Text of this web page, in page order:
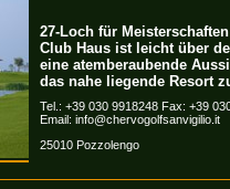
27-Loch für
Club Haus ist leicht über
eine atemberaubende
das nahe liegende Resort
Tel.: +39 030 9918248 Fax: +39
Email: info@chervogolfsanvigilio.it
25010 Pozzolengo